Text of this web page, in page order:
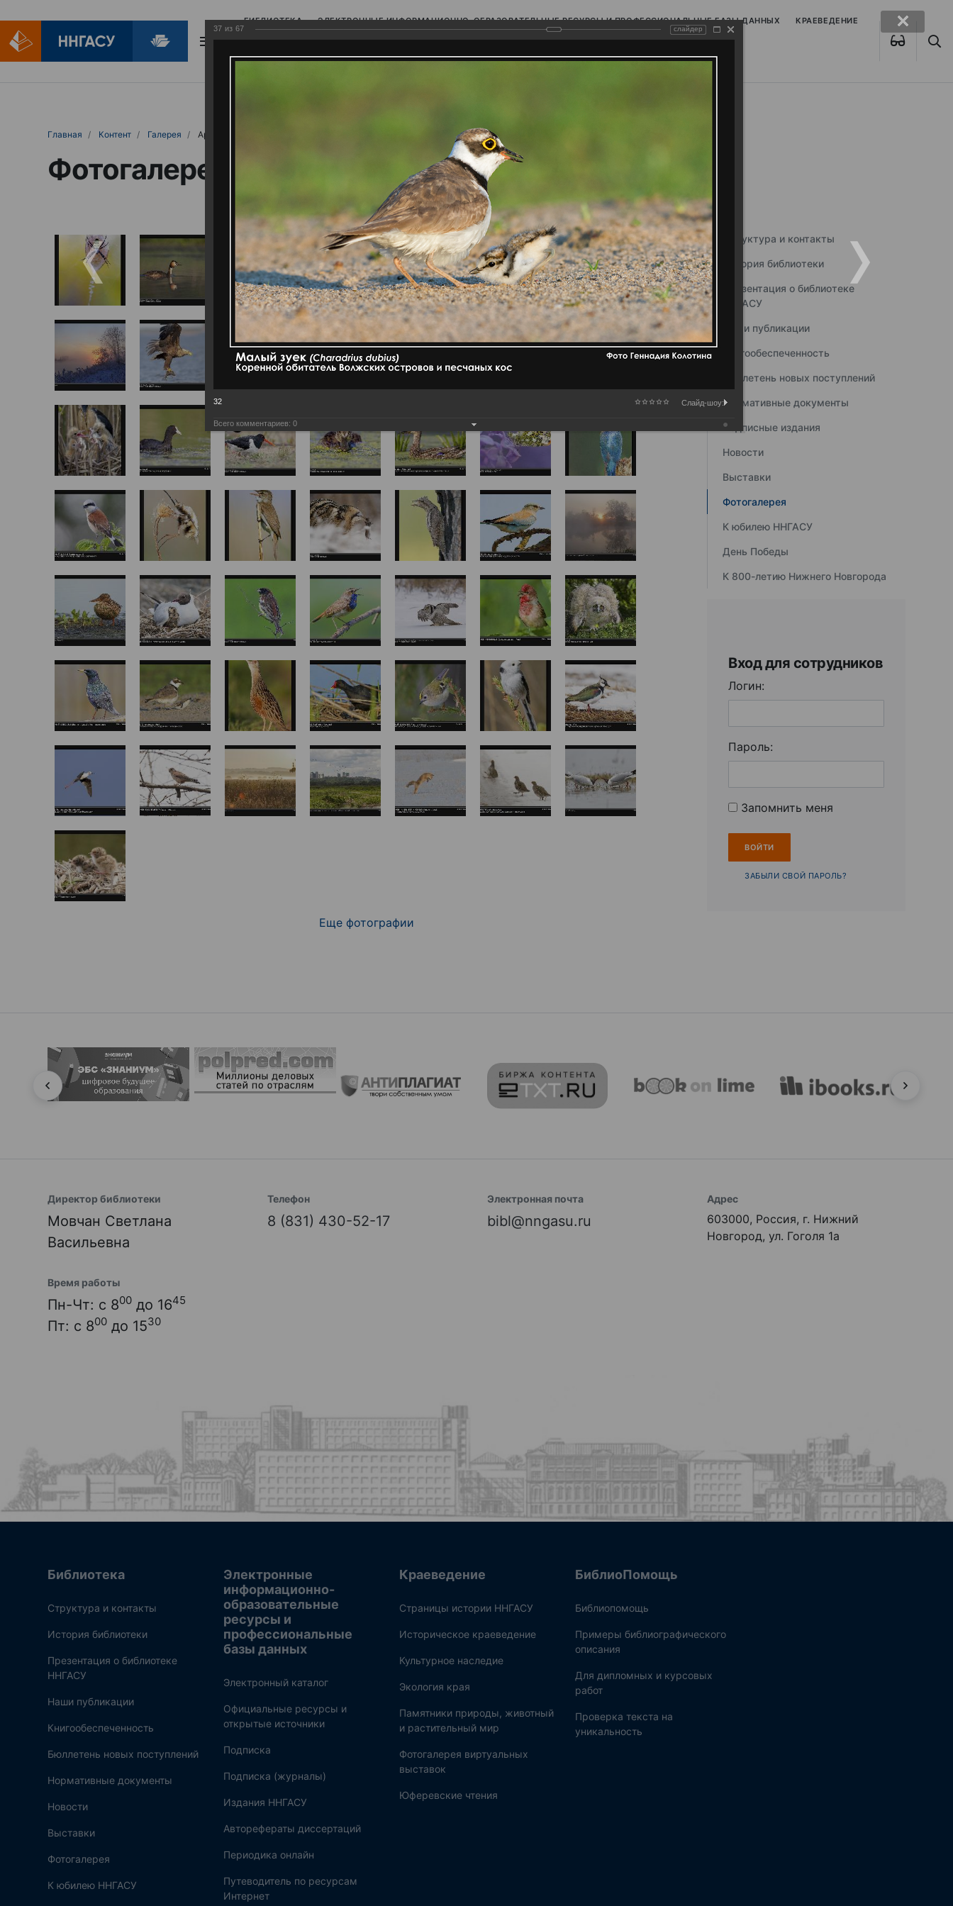
БИБЛИОТЕКА ЭЛЕКТРОННЫЕ ИНФОРМАЦИОННО-ОБРАЗОВАТЕЛЬНЫЕ РЕСУРСЫ И ПРОФЕССИОНАЛЬНЫЕ БАЗЫ ДАННЫХ КРАЕВЕДЕНИЕ
БИБЛИОПОМОЩЬ
Главная Контент Галерея Артемовские луга – жемчужина Нижегородского Поволжья
Фотогалерея
Еще фотографии
Структура и контакты
История библиотеки
Презентация о библиотеке
ННГАСУ
Наши публикации
Книгообеспеченность
Бюллетень новых поступлений
Нормативные документы
Подписные издания
Новости
Выставки
Фотогалерея
К юбилею ННГАСУ
День Победы
К 800-летию Нижнего Новгорода
Вход для сотрудников
Логин:
Пароль:
Запомнить меня
ЗАБЫЛИ СВОЙ ПАРОЛЬ?
Директор библиотеки
Мовчан Светлана
Васильевна
Телефон
8 (831) 430-52-17
Электронная почта
bibl@nngasu.ru
Адрес
603000, Россия, г. Нижний
Новгород, ул. Гоголя 1а
Время работы
Пн-Чт: с 800 до 1645
Пт: с 800 до 1530
Библиотека
Структура и контакты
История библиотеки
Презентация о библиотеке
ННГАСУ
Наши публикации
Книгообеспеченность
Бюллетень новых поступлений
Нормативные документы
Новости
Выставки
Фотогалерея
К юбилею ННГАСУ
Электронные
информационно-
образовательные
ресурсы и
профессиональные
базы данных
Электронный каталог
Официальные ресурсы и
открытые источники
Подписка
Подписка (журналы)
Издания ННГАСУ
Авторефераты диссертаций
Периодика онлайн
Путеводитель по ресурсам
Интернет
Краеведение
Страницы истории ННГАСУ
Историческое краеведение
Культурное наследие
Экология края
Памятники природы, животный
и растительный мир
Фотогалерея виртуальных
выставок
Юферевские чтения
БиблиоПомощь
Библиопомощь
Примеры библиографического
описания
Для дипломных и курсовых
работ
Проверка текста на
уникальность
37 из 67 слайдер
32 Слайд-шоу:
Всего комментариев: 0